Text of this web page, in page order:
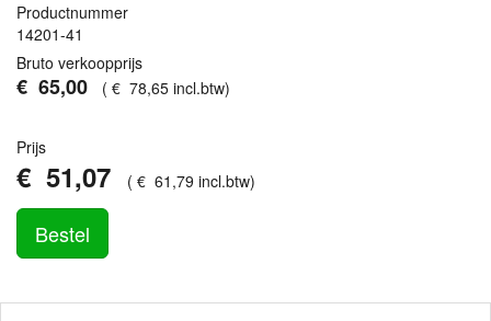
Productnummer
14201-41
Bruto verkoopprijs
€ 65,00 ( € 78,65 incl.btw)
Prijs
€ 51,07 ( € 61 ,79 incl.btw)
Bestel